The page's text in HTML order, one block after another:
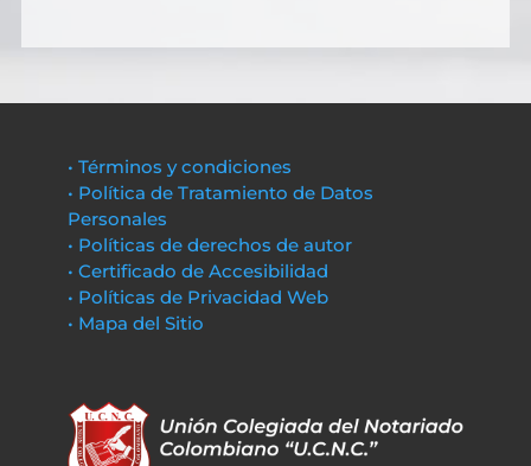
• Términos y condiciones
• Política de Tratamiento de Datos
Personales
• Políticas de derechos de autor
• Certificado de Accesibilidad
• Políticas de Privacidad Web
• Mapa del Sitio